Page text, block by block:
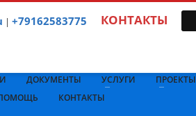
| +79162583775 КОНТАКТЫ
ДОКУМЕНТЫ УСЛУГИ
ПРОЕКТЫ
КОНТАКТЫ